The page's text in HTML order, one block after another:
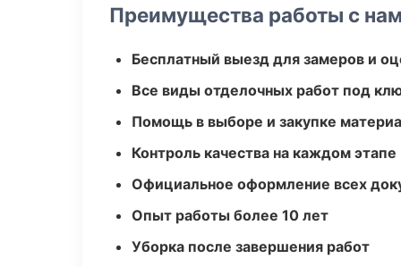
Преимущества работы с
Бесплатный выезд для замеров и
Все виды отделочных работ под
Помощь в выборе и закупке
Контроль качества на каждом этапе
Официальное оформление всех
Опыт работы более 10 лет
Уборка после завершения работ